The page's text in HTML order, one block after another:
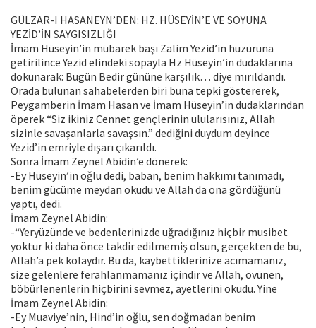
GÜLZAR-I HASANEYN’DEN: HZ. HÜSEYİN’E VE SOYUNA
YEZİD’İN SAYGISIZLIĞI
İmam Hüseyin’in mübarek başı Zalim Yezid’in huzuruna
getirilince Yezid elindeki sopayla Hz Hüseyin’in dudaklarına
dokunarak: Bugün Bedir gününe karşılık… diye mırıldandı.
Orada bulunan sahabelerden biri buna tepki göstererek,
Peygamberin İmam Hasan ve İmam Hüseyin’in dudaklarından
öperek “Siz ikiniz Cennet gençlerinin ulularısınız, Allah
sizinle savaşanlarla savaşsın.” dediğini duydum deyince
Yezid’in emriyle dışarı çıkarıldı.
Sonra İmam Zeynel Abidin’e dönerek:
-Ey Hüseyin’in oğlu dedi, baban, benim hakkımı tanımadı,
benim gücüme meydan okudu ve Allah da ona gördüğünü
yaptı, dedi.
İmam Zeynel Abidin:
-“Yeryüzünde ve bedenlerinizde uğradığınız hiçbir musibet
yoktur ki daha önce takdir edilmemiş olsun, gerçekten de bu,
Allah’a pek kolaydır. Bu da, kaybettiklerinize acımamanız,
size gelenlere ferahlanmamanız içindir ve Allah, övünen,
böbürlenenlerin hiçbirini sevmez, ayetlerini okudu. Yine
İmam Zeynel Abidin:
-Ey Muaviye’nin, Hind’in oğlu, sen doğmadan benim